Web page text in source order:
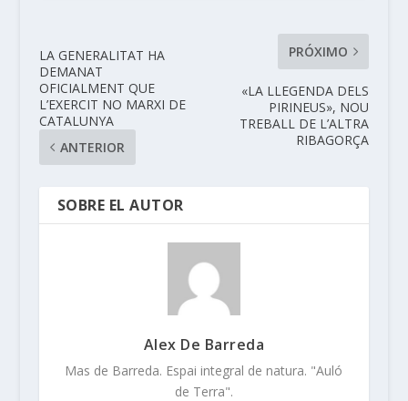
LA GENERALITAT HA
DEMANAT
OFICIALMENT QUE
L’EXERCIT NO MARXI DE
CATALUNYA
ANTERIOR
PRÓXIMO
«LA LLEGENDA DELS
PIRINEUS», NOU
TREBALL DE L’ALTRA
RIBAGORÇA
SOBRE EL AUTOR
Alex De Barreda
Mas de Barreda. Espai integral de natura. "Auló
de Terra".